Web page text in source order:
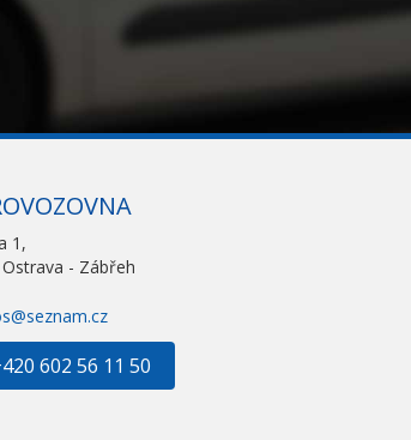
1,
- Zábřeh
602 56 11 50